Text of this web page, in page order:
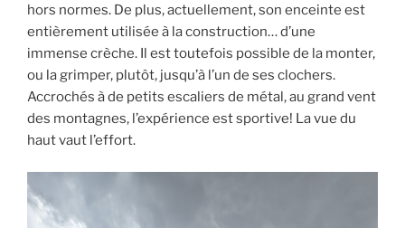
hors normes. De plus, actuellement, son enceinte est
entièrement utilisée à la construction… d’une
immense crèche. Il est toutefois possible de la monter,
ou la grimper, plutôt, jusqu’à l’un de ses clochers.
Accrochés à de petits escaliers de métal, au grand vent
des montagnes, l’expérience est sportive! La vue du
haut vaut l’effort.